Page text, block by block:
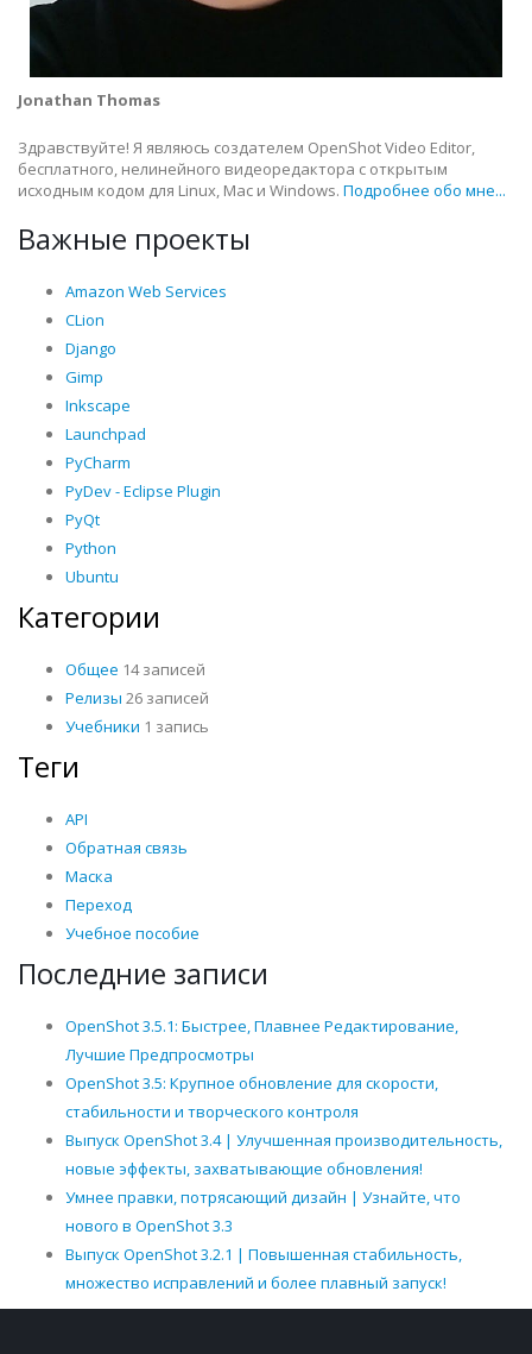
Jonathan Thomas
Здравствуйте! Я являюсь создателем OpenShot Video Editor,
бесплатного, нелинейного видеоредактора с открытым
исходным кодом для Linux, Mac и Windows. Подробнее обо мне...
Важные проекты
Amazon Web Services
CLion
Django
Gimp
Inkscape
Launchpad
PyCharm
PyDev - Eclipse Plugin
PyQt
Python
Ubuntu
Категории
Общее 14 записей
Релизы 26 записей
Учебники 1 запись
Теги
API
Обратная связь
Маска
Переход
Учебное пособие
Последние записи
OpenShot 3.5.1: Быстрее, Плавнее Редактирование,
Лучшие Предпросмотры
OpenShot 3.5: Крупное обновление для скорости,
стабильности и творческого контроля
Выпуск OpenShot 3.4 | Улучшенная производительность,
новые эффекты, захватывающие обновления!
Умнее правки, потрясающий дизайн | Узнайте, что
нового в OpenShot 3.3
Выпуск OpenShot 3.2.1 | Повышенная стабильность,
множество исправлений и более плавный запуск!